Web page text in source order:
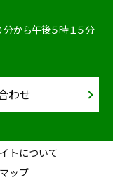
から午後５時１５分
わせ
トについて
ップ